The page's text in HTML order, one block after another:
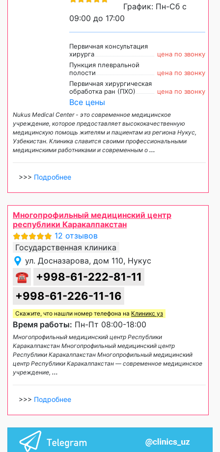
График: Пн-Сб с
09:00 до 17:00
Первичная консультация
хирурга
цена по звонку
Пункция плевральной
полости
цена по звонку
Первичная хирургическая
обработка ран (ПХО)
цена по звонку
Все цены
Nukus Medical Center - это современное медицинское
учреждение, которое предоставляет высококачественную
медицинскую помощь жителям и пациентам из региона Нукус,
Узбекистан. Клиника славится своими профессиональными
медицинскими работниками и современным о ...
>>> Подробнее
Многопрофильный медицинский центр
республики Каракалпакстан
12 отзывов
Государственная клиника
ул. Досназарова, дом 110, Нукус
☎
+998-61-222-81-11
+998-61-226-11-16
Скажите, что нашли номер телефона на Клиникс уз
Время работы: Пн-Пт 08:00-18:00
Многопрофильный медицинский центр Республики
Каракалпакстан Многопрофильный медицинский центр
Республики Каракалпакстан Многопрофильный медицинский
центр Республики Каракалпакстан — современное медицинское
учреждение, ...
>>> Подробнее